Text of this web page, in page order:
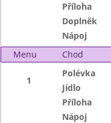
Příloha
Doplněk
Nápoj
Menu
Chod
1
Polévka
Jídlo
Příloha
Nápoj